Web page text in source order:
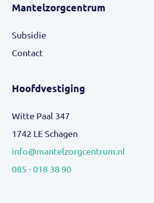
Mantelzorgcentrum
Subsidie
Contact
Hoofdvestiging
Witte Paal 347
1742 LE Schagen
info@mantelzorgcentrum.nl
085 - 018 38 90